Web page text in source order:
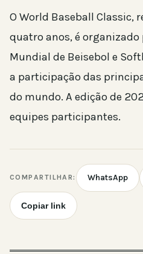
O World Baseball Classic,
quatro anos, é organizado
Mundial de Beisebol e
a participação das
do mundo. A edição de
equipes participantes.
COMPARTILHAR: WhatsApp
Copiar link